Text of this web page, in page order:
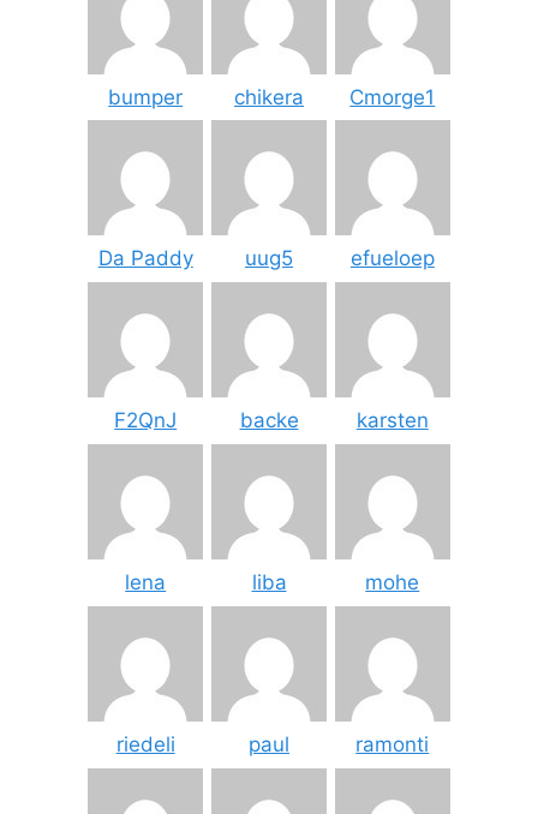
bumper chikera Cmorge1
Da Paddy uug5 efueloep
F2QnJ backe karsten
lena liba mohe
riedeli paul ramonti